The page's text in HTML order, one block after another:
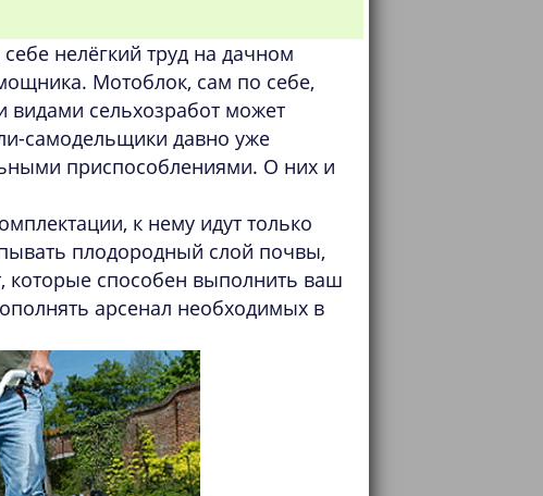
нелёгкий труд на дачном
Мотоблок, сам по себе,
видами сельхозработ может
самодельщики давно уже
приспособлениями. О них и
к нему идут только
плодородный слой почвы,
которые способен выполнить ваш
арсенал необходимых в